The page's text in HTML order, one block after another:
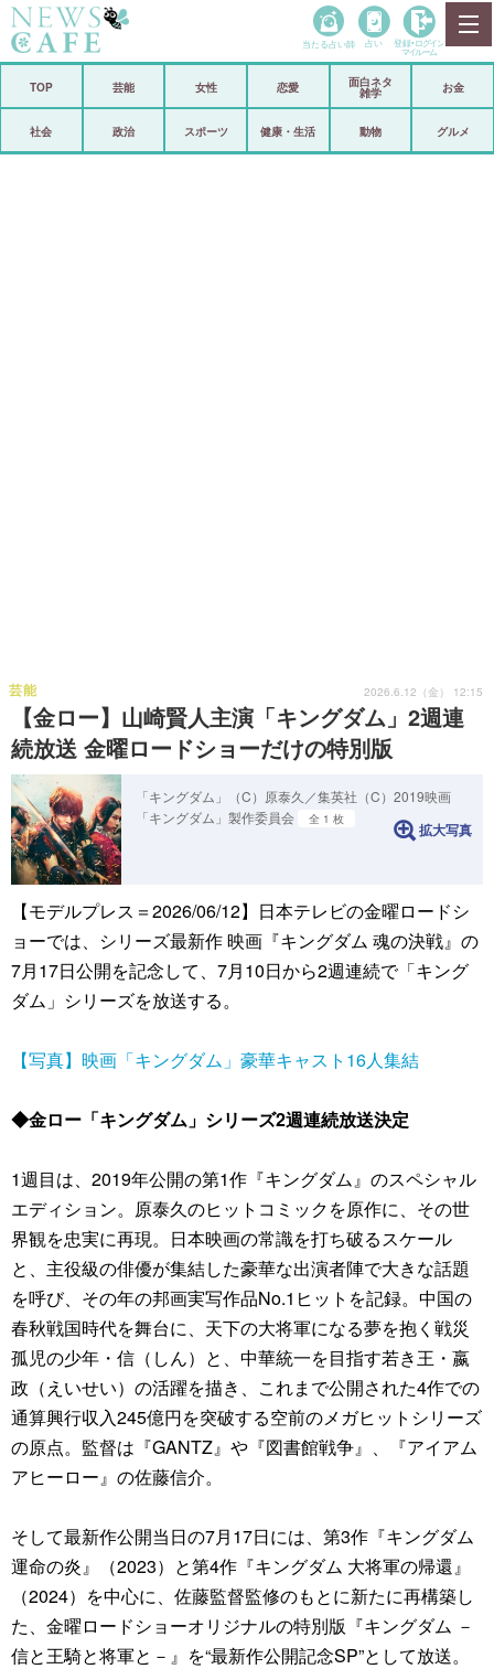
政治
当たる占い師 占い 登録• ログイン
マイルーム
TOP 芸能 女性 恋愛
面白ネタ
雑学
お金
社会 政治 スポーツ 健康・生活 動物 グルメ
【金ロー】山崎賢人主演「キングダム」2週連
続放送 金曜ロードショーだけの特別版
芸能 2026.6.12（金） 12:15
「キングダム」（C）原泰久／集英社（C）2019映画
「キングダム」製作委員会
全 1 枚
拡大写真
【モデルプレス＝2026/06/12】日本テレビの金曜ロードシ
ョーでは、シリーズ最新作 映画『キングダム 魂の決戦』の
7月17日公開を記念して、7月10日から2週連続で「キング
ダム」シリーズを放送する。
【写真】映画「キングダム」豪華キャスト16人集結
◆金ロー「キングダム」シリーズ2週連続放送決定
1週目は、2019年公開の第1作『キングダム』のスペシャル
エディション。原泰久のヒットコミックを原作に、その世
界観を忠実に再現。日本映画の常識を打ち破るスケール
と、主役級の俳優が集結した豪華な出演者陣で大きな話題
を呼び、その年の邦画実写作品No.1ヒットを記録。中国の
春秋戦国時代を舞台に、天下の大将軍になる夢を抱く戦災
孤児の少年・信（しん）と、中華統一を目指す若き王・嬴
政（えいせい）の活躍を描き、これまで公開された4作での
通算興行収入245億円を突破する空前のメガヒットシリーズ
の原点。監督は『GANTZ』や『図書館戦争』、『アイアム
アヒーロー』の佐藤信介。
そして最新作公開当日の7月17日には、第3作『キングダム
運命の炎』（2023）と第4作『キングダム 大将軍の帰還』
（2024）を中心に、佐藤監督監修のもとに新たに再構築し
た、金曜ロードショーオリジナルの特別版『キングダム －
信と王騎と将軍と－』を“最新作公開記念SP”として放送。